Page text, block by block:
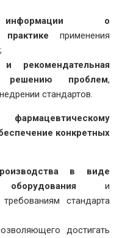
о
применения
и рекомендательная
решению проблем,
стандартов.
конкретных
в виде
и
стандарта
достигать